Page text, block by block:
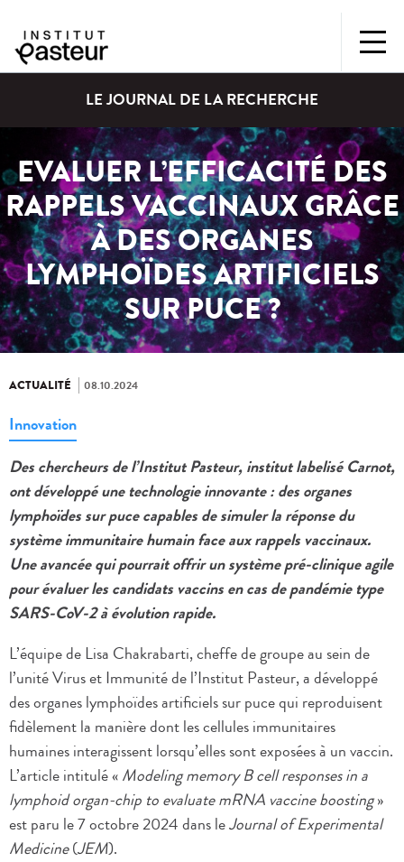
LE JOURNAL DE LA RECHERCHE
EVALUER L’EFFICACITÉ DES
RAPPELS VACCINAUX GRÂCE
À DES ORGANES
LYMPHOÏDES ARTIFICIELS
SUR PUCE ?
ACTUALITÉ 08.10.2024
Innovation
Des chercheurs de l’Institut Pasteur, institut labelisé Carnot,
ont développé une technologie innovante : des organes
lymphoïdes sur puce capables de simuler la réponse du
système immunitaire humain face aux rappels vaccinaux.
Une avancée qui pourrait offrir un système pré-clinique agile
pour évaluer les candidats vaccins en cas de pandémie type
SARS-CoV-2 à évolution rapide.
L’équipe de Lisa Chakrabarti, cheffe de groupe au sein de
l’unité Virus et Immunité de l’Institut Pasteur, a développé
des organes lymphoïdes artificiels sur puce qui reproduisent
fidèlement la manière dont les cellules immunitaires
humaines interagissent lorsqu’elles sont exposées à un vaccin.
L’article intitulé «Modeling memory B cell responses in a
lymphoid organ-chip to evaluate mRNA vaccine boosting»
est paru le 7 octobre 2024 dans leJournal of Experimental
Medicine(JEM).